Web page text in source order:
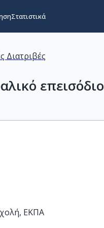
Στατιστικά
Διατριβές
επεισόδιο
ΕΚΠΑ